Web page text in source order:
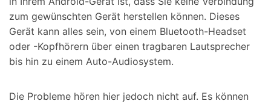
zum gewünschten Gerät herstellen können. Dieses
Gerät kann alles sein, von einem Bluetooth-Headset
oder -Kopfhörern über einen tragbaren Lautsprecher
bis hin zu einem Auto-Audiosystem.
Die Probleme hören hier jedoch nicht auf. Es können